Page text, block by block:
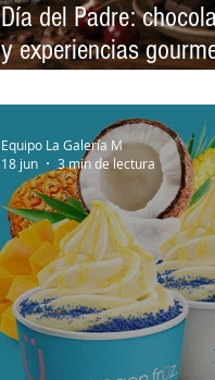
Día del Padre:
y experiencias
Equipo La Galería M
18 jun
3 min de lectura